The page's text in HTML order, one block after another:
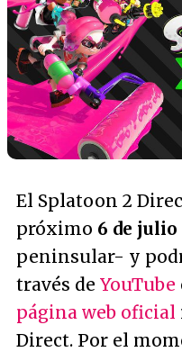
El Splatoon 2
próximo 6 de julio
peninsular- y
través de YouTube
página web oficial
Direct. Por el